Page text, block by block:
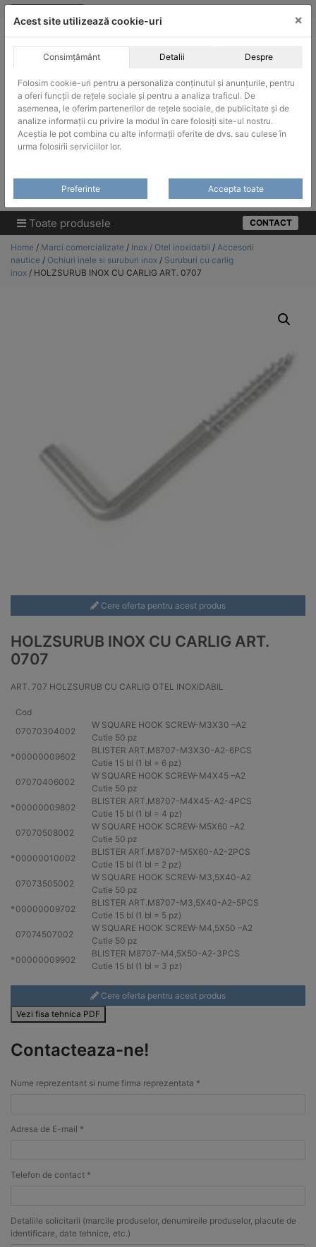
Skip
ACHIZITII PUBLICE
Produsele pot fi achizitionate si in sistemul SEAP / SICAP
Products
Toate produsele CONTACT
Home / Marci comercializate / Inox / Otel inoxidabil / Accesorii
nautice / Ochiuri inele si suruburi inox / Suruburi cu carlig
inox / HOLZSURUB INOX CU CARLIG ART. 0707
Cere oferta pentru acest produs
HOLZSURUB INOX CU CARLIG ART.
0707
ART. 707 HOLZSURUB CU CARLIG OTEL INOXIDABIL
Cod
07070304002
W SQUARE HOOK SCREW-M3X30 –A2
Cutie 50 pz
* 00000009602
BLISTER ART.M8707-M3X30-A2-6PCS
Cutie 15 bl (1 bl = 6 pz)
07070406002
W SQUARE HOOK SCREW-M4X45 –A2
Cutie 50 pz
* 00000009802
BLISTER ART.M8707-M4X45-A2-4PCS
Cutie 15 bl (1 bl = 4 pz)
07070508002
W SQUARE HOOK SCREW-M5X60 –A2
Cutie 50 pz
* 00000010002
BLISTER ART.M8707-M5X60-A2-2PCS
Cutie 15 bl (1 bl = 2 pz)
07073505002
W SQUARE HOOK SCREW-M3,5X40-A2
Cutie 50 pz
* 00000009702
BLISTER ART.M8707-M3,5X40-A2-5PCS
Cutie 15 bl (1 bl = 5 pz)
07074507002
W SQUARE HOOK SCREW-M4,5X50 –A2
Cutie 50 pz
* 00000009902
BLISTER M8707-M4,5X50-A2-3PCS
Cutie 15 bl (1 bl = 3 pz)
Cere oferta pentru acest produs
Vezi fisa tehnica PDF
Contacteaza-ne!
Nume reprezentant si nume firma reprezentata *
Adresa de E-mail *
Telefon de contact *
Detaliile solicitarii (marcile produselor, denumireile produselor, placute de
identificare, date tehnice, etc.)
Acest site utilizează cookie-uri ×
Consimțământ Detalii Despre
Folosim cookie-uri pentru a personaliza conținutul și anunțurile, pentru
a oferi funcții de rețele sociale și pentru a analiza traficul. De
asemenea, le oferim partenerilor de rețele sociale, de publicitate și de
analize informații cu privire la modul în care folosiți site-ul nostru.
Aceștia le pot combina cu alte informații oferite de dvs. sau culese în
urma folosirii serviciilor lor.
Preferinte Accepta toate